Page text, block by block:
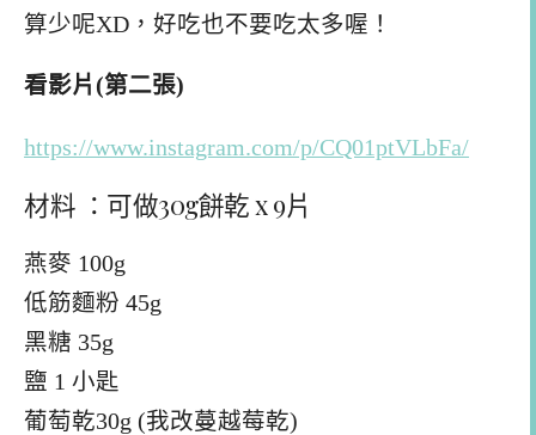
算少呢XD，好吃也不要吃太多喔！
看影片(第二張)
https://www.instagram.com/p/CQ01ptVLbFa/
材料 ：可做30g餅乾 x 9片
燕麥 100g
低筋麵粉 45g
黑糖 35g
鹽 1 小匙
葡萄乾30g (我改蔓越莓乾)